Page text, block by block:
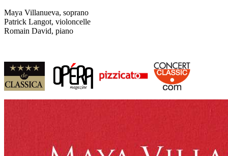
Maya Villanueva, soprano
Patrick Langot, violoncelle
Romain David, piano